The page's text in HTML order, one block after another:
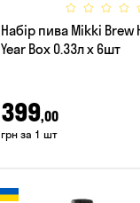
Набір пива Mikki Brew
Year Box 0.33л x 6шт
399,00
грн за 1 шт